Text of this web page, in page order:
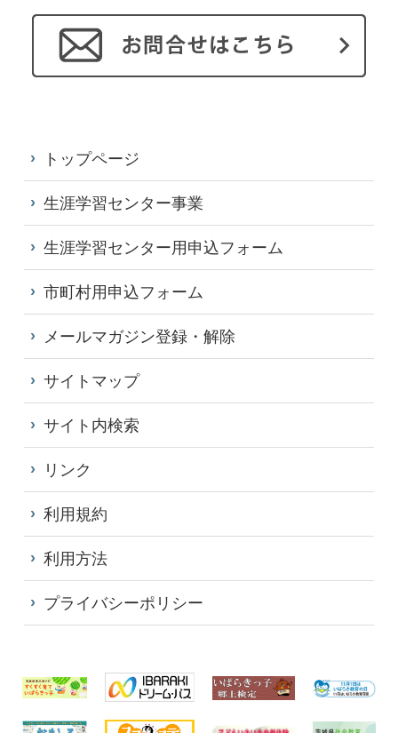
トップページ
生涯学習センター事業
生涯学習センター用申込フォーム
市町村用申込フォーム
メールマガジン登録・解除
サイトマップ
サイト内検索
リンク
利用規約
利用方法
プライバシーポリシー